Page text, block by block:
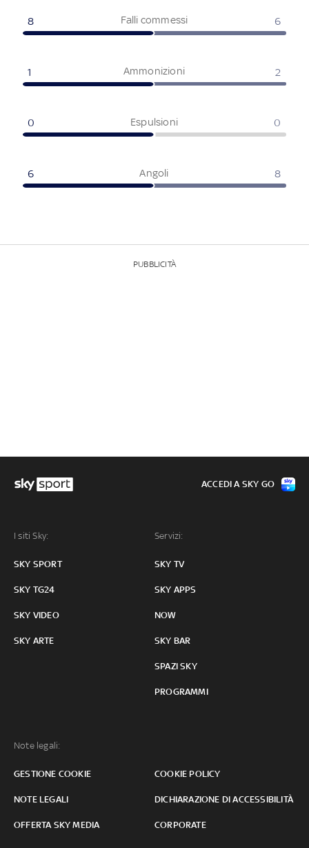
Falli commessi
8 6
Ammonizioni
1 2
Espulsioni
0 0
Angoli
6 8
PUBBLICITÀ
I siti Sky:
SKY SPORT
SKY TG24
SKY VIDEO
SKY ARTE
Servizi:
SKY TV
SKY APPS
NOW
SKY BAR
SPAZI SKY
PROGRAMMI
Note legali:
GESTIONE COOKIE COOKIE POLICY
NOTE LEGALI DICHIARAZIONE DI ACCESSIBILITÀ
OFFERTA SKY MEDIA CORPORATE
ACCEDI A SKY GO